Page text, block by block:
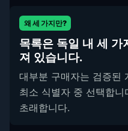
왜 세 가지만?
목록은 독일 내 세 가
져 있습니다.
대부분 구매자는 검증된
최소 식별자 중 선택합
초래합니다.